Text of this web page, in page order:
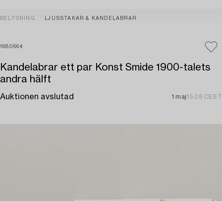
BELYSNING LJUSSTAKAR & KANDELABRAR
1680664
Kandelabrar ett par Konst Smide 1900-talets
andra hälft
Auktionen avslutad 1 maj15:28 CEST